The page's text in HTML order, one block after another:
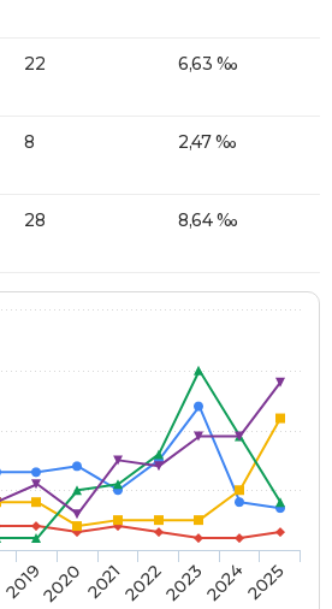
22 6,63 ‰
8 2,47 ‰
28 8,64 ‰
2019202020212022202320242025